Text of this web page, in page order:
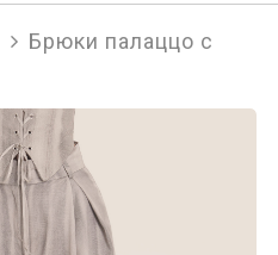
Брюки палаццо c